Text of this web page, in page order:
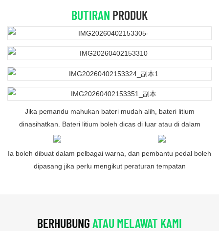
BUTIRAN PRODUK
Jika pemandu mahukan bateri mudah alih, bateri litium
dinasihatkan. Bateri litium boleh dicas di luar atau di dalam
Ia boleh dibuat dalam pelbagai warna, dan pembantu pedal boleh
dipasang jika perlu mengikut peraturan tempatan
BERHUBUNGATAU MELAWAT KAMI